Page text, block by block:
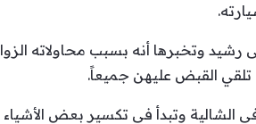
وتخبرها أنه بسبب محاولاته
القبض عليهن جميعاً.
في الشالية وتبدأ في تكسير بعض